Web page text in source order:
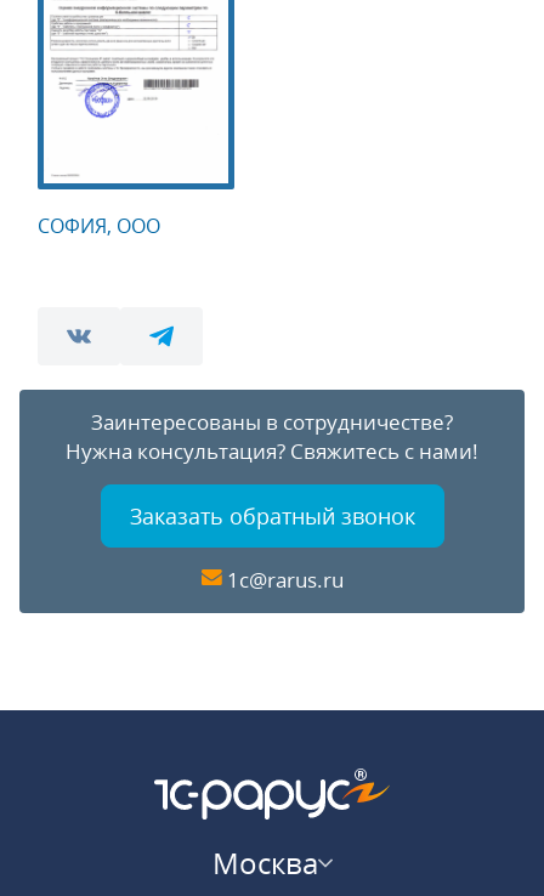
СОФИЯ, ООО
Заинтересованы в сотрудничестве?
Нужна консультация? Свяжитесь с нами!
Заказать обратный звонок
1c@rarus.ru
Москва